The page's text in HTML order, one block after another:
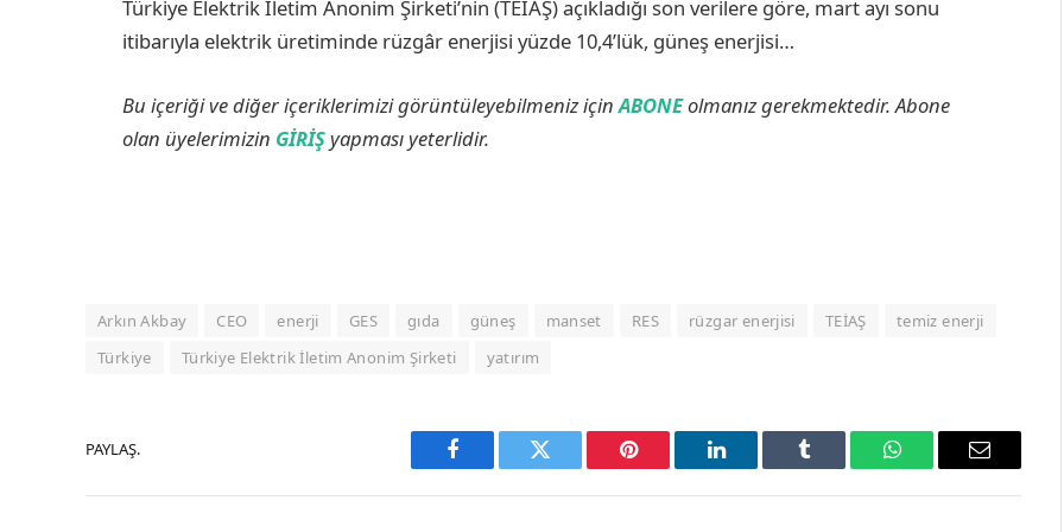
Türkiye Elektrik İletim Anonim Şirketi’nin (TEİAŞ) açıkladığı son verilere göre, mart ayı sonu
itibarıyla elektrik üretiminde rüzgâr enerjisi yüzde 10,4’lük, güneş enerjisi…
Bu içeriği ve diğer içeriklerimizi görüntüleyebilmeniz içinABONEolmanız gerekmektedir. Abone
olan üyelerimizin GİRİŞyapması yeterlidir.
Arkın Akbay CEO enerji GES gıda güneş manset RES rüzgar enerjisi TEİAŞ
temiz enerji
Türkiye
Türkiye Elektrik İletim Anonim Şirketi yatırım
PAYLAŞ.
Facebook Twitter Pinterest LinkedIn Tumblr WhatsAppEmail